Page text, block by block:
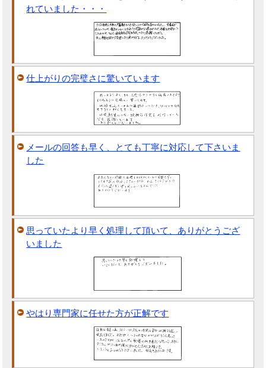
れていました・・・
仕上がりの完璧さに驚いています
メールの回答も早く、とても丁寧に対応して下さいま
した
思っていたより早く処理して頂いて、ありがとうござ
いました
やはり専門家に任せた方が正解です